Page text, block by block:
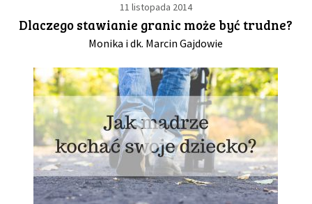
11 listopada 2014
Dlaczego stawianie granic może być trudne?
Monika i dk. Marcin Gajdowie